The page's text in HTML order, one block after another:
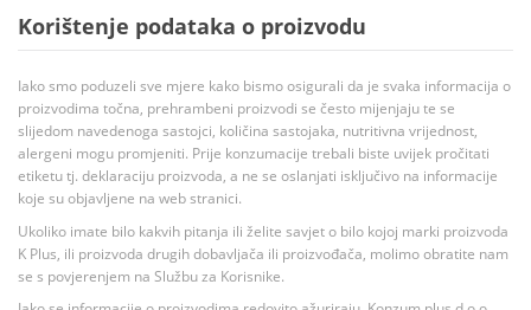
Korištenje podataka o proizvodu
Iako smo poduzeli sve mjere kako bismo osigurali da je svaka informacija o
proizvodima točna, prehrambeni proizvodi se često mijenjaju te se
slijedom navedenoga sastojci, količina sastojaka, nutritivna vrijednost,
alergeni mogu promjeniti. Prije konzumacije trebali biste uvijek pročitati
etiketu tj. deklaraciju proizvoda, a ne se oslanjati isključivo na informacije
koje su objavljene na web stranici.
Ukoliko imate bilo kakvih pitanja ili želite savjet o bilo kojoj marki proizvoda
K Plus, ili proizvoda drugih dobavljača ili proizvođača, molimo obratite nam
se s povjerenjem na Službu za Korisnike.